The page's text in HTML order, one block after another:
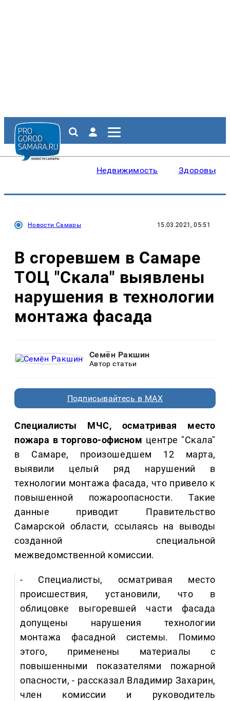
Недвижимость Здоровье
Новости Самары 15.03.2021, 05:51
В сгоревшем в Самаре
ТОЦ "Скала" выявлены
нарушения в технологии
монтажа фасада
Семён Ракшин
Автор статьи
Подписывайтесь в MAX
Специалисты МЧС, осматривая место
пожара в торгово-офисном центре "Скала"
в Самаре, произошедшем 12 марта,
выявили целый ряд нарушений в
технологии монтажа фасада, что привело к
повышенной пожароопасности. Такие
данные приводит Правительство
Самарской области, ссылаясь на выводы
созданной специальной
межведомственной комиссии.
- Специалисты, осматривая место
происшествия, установили, что в
облицовке выгоревшей части фасада
допущены нарушения технологии
монтажа фасадной системы. Помимо
этого, применены материалы с
повышенными показателями пожарной
опасности, - рассказал Владимир Захарин,
член комиссии и руководитель